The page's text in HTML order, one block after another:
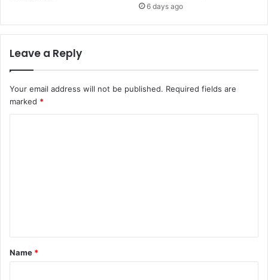
6 days ago
Leave a Reply
Your email address will not be published. Required fields are
marked *
*
Name *